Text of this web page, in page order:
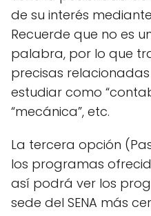
de su interés
Recuerde que no es
palabra, por lo que
precisas
estudiar como
“mecánica”, etc.
La tercera opción
los programas
así podrá ver los
sede del SENA más